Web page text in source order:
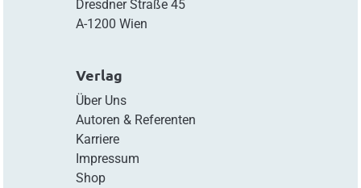
Dresdner Straße 45
A-1200 Wien
Verlag
Über Uns
Autoren & Referenten
Karriere
Impressum
Shop